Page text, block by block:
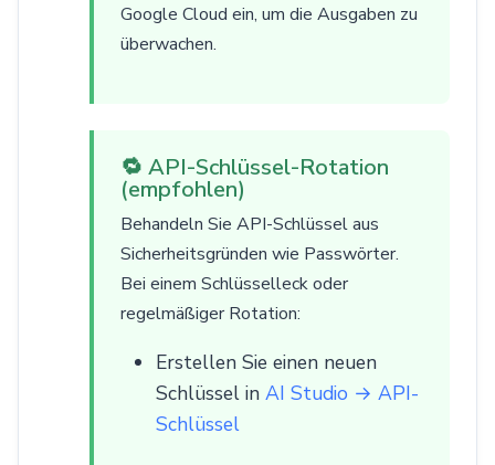
Google Cloud ein, um die Ausgaben zu
überwachen.
🔁 API-Schlüssel-Rotation
(empfohlen)
Behandeln Sie API-Schlüssel aus
Sicherheitsgründen wie Passwörter.
Bei einem Schlüsselleck oder
regelmäßiger Rotation:
Erstellen Sie einen neuen
Schlüssel in AI Studio → API-
Schlüssel